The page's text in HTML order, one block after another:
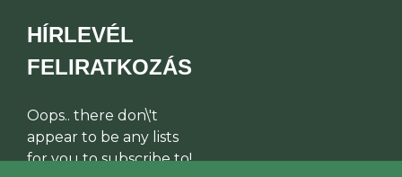
HÍRLEVÉL
FELIRATKOZÁS
Oops.. there don\'t
appear to be any lists
for you to subscribe to!